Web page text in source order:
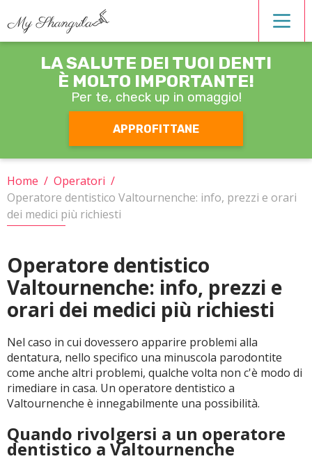
Estetica dentale
Operatori
Ortodonzia
Protesi
CERCA
LA SALUTE DEI TUOI DENTI
È MOLTO IMPORTANTE!
Per te, check up in omaggio!
APPROFITTANE
Home / Operatori /
Operatore dentistico Valtournenche: info, prezzi e orari
dei medici più richiesti
Operatore dentistico
Valtournenche: info, prezzi e
orari dei medici più richiesti
Nel caso in cui dovessero apparire problemi alla
dentatura, nello specifico una minuscola parodontite
come anche altri problemi, qualche volta non c'è modo di
rimediare in casa. Un operatore dentistico a
Valtournenche è innegabilmente una possibilità.
Quando rivolgersi a un operatore
dentistico a Valtournenche